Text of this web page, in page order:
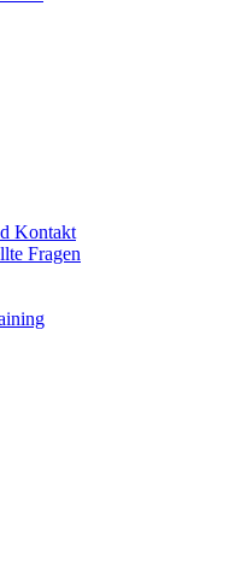
Kontakt
Fragen